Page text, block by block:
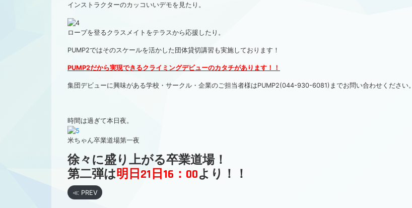
インストラクターのカッコいいデモを見たり。
ロープを登るクラスメイトをテラスから応援したり。
PUMP2ではそのスケールを活かした団体貸切講習も実施しております！
PUMP2だから実現できるクライミングデビューのカタチがあります！！
集団デビューに興味がある学校・サークル・企業のご担当者様はPUMP2(044-930-6081)までお問い合わせください。
時間は過ぎて本日夜。
米ちゃん卒業道場第一夜
徐々に盛り上がる卒業道場！
第二弾は明日21日16：00より！！
≪ PREV